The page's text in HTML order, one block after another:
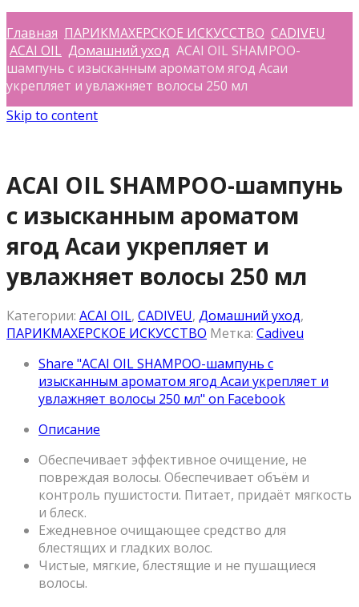
Главная ПАРИКМАХЕРСКОЕ ИСКУССТВО CADIVEU
ACAI OIL Домашний уход ACAI OIL SHAMPOO-
шампунь с изысканным ароматом ягод Асаи
укрепляет и увлажняет волосы 250 мл
Skip to content
ACAI OIL SHAMPOO-шампунь
с изысканным ароматом
ягод Асаи укрепляет и
увлажняет волосы 250 мл
Категории: ACAI OIL, CADIVEU, Домашний уход,
ПАРИКМАХЕРСКОЕ ИСКУССТВО Метка: Cadiveu
Share "ACAI OIL SHAMPOO-шампунь с
изысканным ароматом ягод Асаи укрепляет и
увлажняет волосы 250 мл" on Facebook
Описание
Обеспечивает эффективное очищение, не
повреждая волосы. Обеспечивает объём и
контроль пушистости. Питает, придаёт мягкость
и блеск.
Ежедневное очищающее средство для
блестящих и гладких волос.
Чистые, мягкие, блестящие и не пушащиеся
волосы.